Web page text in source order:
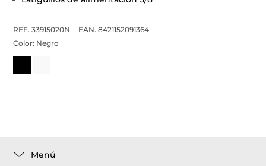
REF. 33915020N
EAN. 8421152091364
Color: Negro
Menú